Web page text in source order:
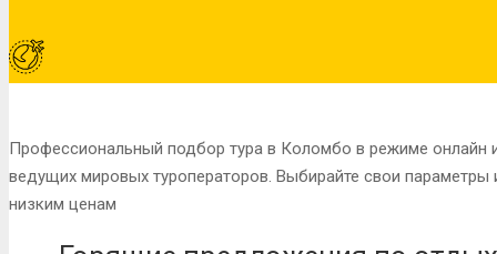
Профессиональный подбор тура в Коломбо в режиме
ведущих мировых туроператоров. Выбирайте свои
низким ценам